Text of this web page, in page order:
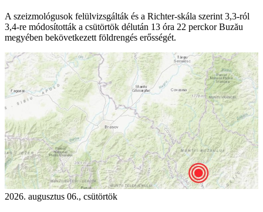
A szeizmológusok felülvizsgálták és a Richter-skála szerint 3,3-ról
3,4-re módosították a csütörtök délután 13 óra 22 perckor Buzău
megyében bekövetkezett földrengés erősségét.
2026. augusztus 06., csütörtök